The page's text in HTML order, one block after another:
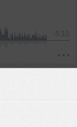
-5:10